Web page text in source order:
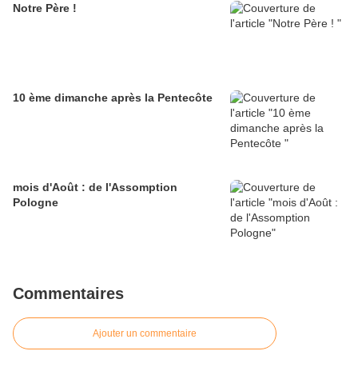
Notre Père !
10 ème dimanche après la Pentecôte
mois d'Août : de l'Assomption
Pologne
Commentaires
Ajouter un commentaire